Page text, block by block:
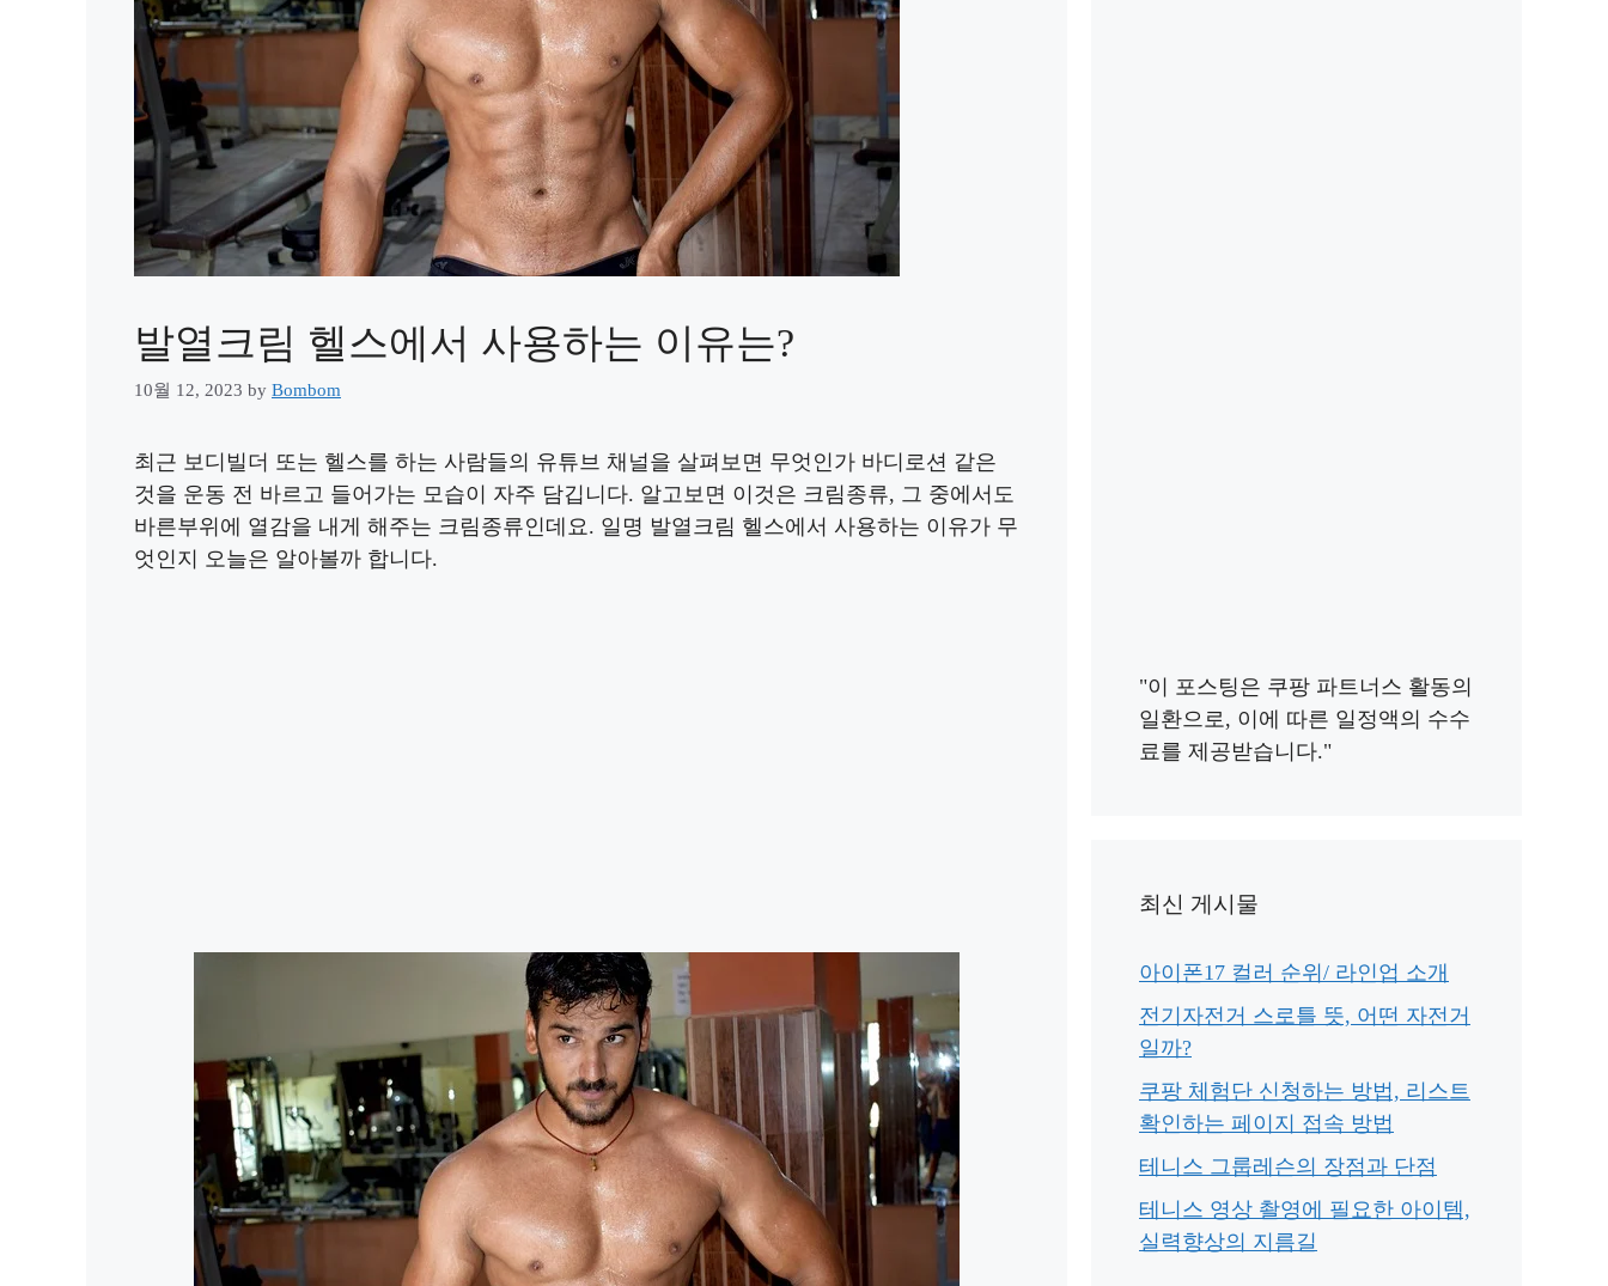
발열크림 헬스에서 사용하는 이유는?
10월 12, 2023 by Bombom
최근 보디빌더 또는 헬스를 하는 사람들의 유튜브 채널을 살펴보면 무엇인가 바디로션 같은
것을 운동 전 바르고 들어가는 모습이 자주 담깁니다. 알고보면 이것은 크림종류, 그 중에서도
바른부위에 열감을 내게 해주는 크림종류인데요. 일명 발열크림 헬스에서 사용하는 이유가 무
엇인지 오늘은 알아볼까 합니다.
"이 포스팅은 쿠팡 파트너스 활동의
일환으로, 이에 따른 일정액의 수수
료를 제공받습니다."
최신 게시물
아이폰17 컬러 순위/ 라인업 소개
전기자전거 스로틀 뜻, 어떤 자전거
일까?
쿠팡 체험단 신청하는 방법, 리스트
확인하는 페이지 접속 방법
테니스 그룹레슨의 장점과 단점
테니스 영상 촬영에 필요한 아이템,
실력향상의 지름길